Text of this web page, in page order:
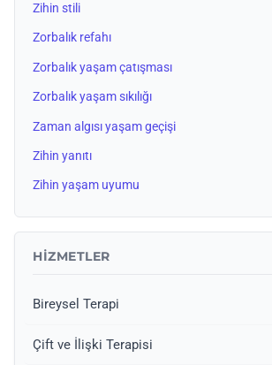
Zihin stili
Zorbalık refahı
Zorbalık yaşam çatışması
Zorbalık yaşam sıkılığı
Zaman algısı yaşam geçişi
Zihin yanıtı
Zihin yaşam uyumu
HIZMETLER
Bireysel Terapi
Çift ve İlişki Terapisi